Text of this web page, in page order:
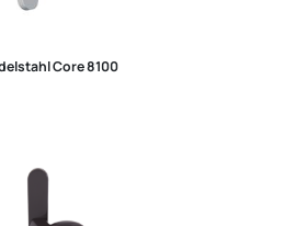
Core 8100